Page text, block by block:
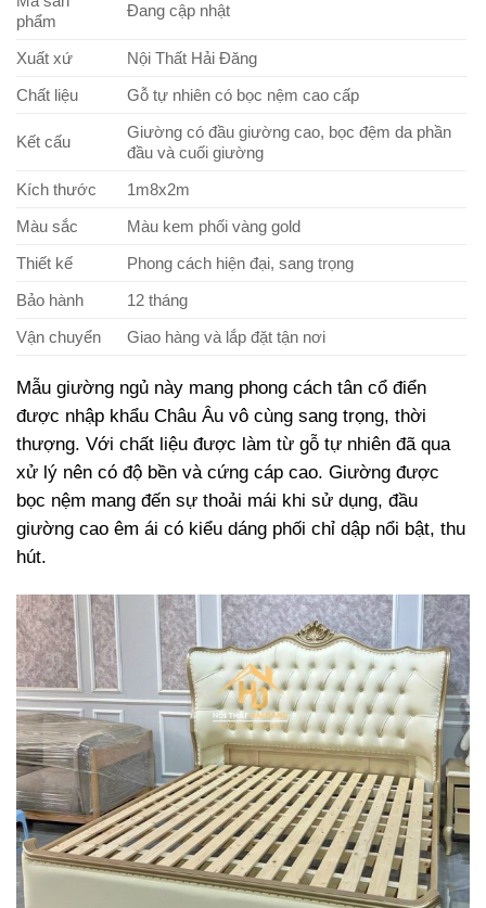
phẩm
Đang cập nhật
Xuất xứ
Nội Thất Hải Đăng
Chất liệu
Gỗ tự nhiên có bọc nệm cao cấp
Kết cấu
Giường có đầu giường cao, bọc đệm da phần
đầu và cuối giường
Kích thước
1m8x2m
Màu sắc
Màu kem phối vàng gold
Thiết kế
Phong cách hiện đại, sang trọng
Bảo hành
12 tháng
Vận chuyển
Giao hàng và lắp đặt tận nơi
Mẫu giường ngủ này mang phong cách tân cổ điển
được nhập khẩu Châu Âu vô cùng sang trọng, thời
thượng. Với chất liệu được làm từ gỗ tự nhiên đã qua
xử lý nên có độ bền và cứng cáp cao. Giường được
bọc nệm mang đến sự thoải mái khi sử dụng, đầu
giường cao êm ái có kiểu dáng phối chỉ dập nổi bật, thu
hút.